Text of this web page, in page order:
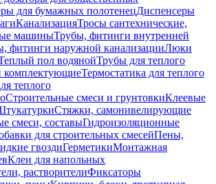
для бумажных полотенецДиспенсеры
КанализацияТросы сантехнические,
машиныТрубы, фитинги внутренней
фитинги наружной канализацииЛюки
пол водянойТрубы для теплого
комплектующиеТермостатика для теплого
теплого
Строительные смеси и грунтовкиКлеевые
Стяжки, самонивелирующие
смеси, составыГидроизоляционные
для строительных смесейПены,
гвоздиГерметикиМонтажная
Клеи для напольных
растворителиФиксаторы